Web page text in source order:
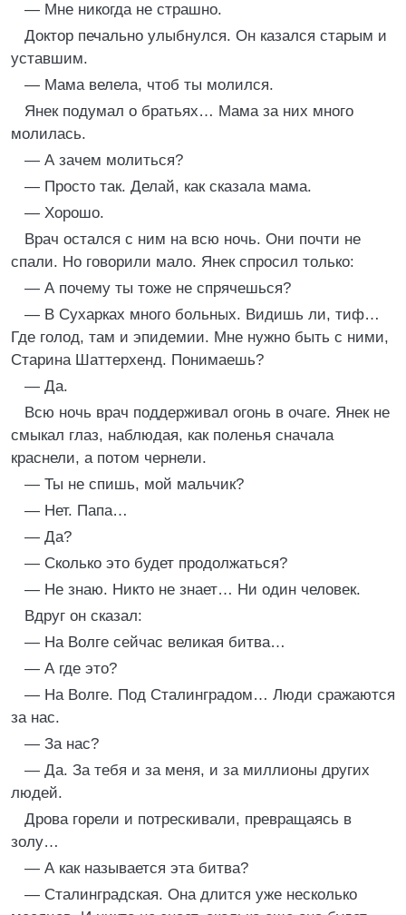
— Мне никогда не страшно.
Доктор печально улыбнулся. Он казался старым и
уставшим.
— Мама велела, чтоб ты молился.
Янек подумал о братьях… Мама за них много
молилась.
— А зачем молиться?
— Просто так. Делай, как сказала мама.
— Хорошо.
Врач остался с ним на всю ночь. Они почти не
спали. Но говорили мало. Янек спросил только:
— А почему ты тоже не спрячешься?
— В Сухарках много больных. Видишь ли, тиф…
Где голод, там и эпидемии. Мне нужно быть с ними,
Старина Шаттерхенд. Понимаешь?
— Да.
Всю ночь врач поддерживал огонь в очаге. Янек не
смыкал глаз, наблюдая, как поленья сначала
краснели, а потом чернели.
— Ты не спишь, мой мальчик?
— Нет. Папа…
— Да?
— Сколько это будет продолжаться?
— Не знаю. Никто не знает… Ни один человек.
Вдруг он сказал:
— На Волге сейчас великая битва…
— А где это?
— На Волге. Под Сталинградом… Люди сражаются
за нас.
— За нас?
— Да. За тебя и за меня, и за миллионы других
людей.
Дрова горели и потрескивали, превращаясь в
золу…
— А как называется эта битва?
— Сталинградская. Она длится уже несколько